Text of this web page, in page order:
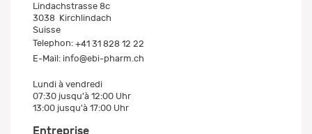
Lindachstrasse 8c
3038 Kirchlindach
Suisse
Telephon: +41 31 828 12 22
E-Mail: info@ebi-pharm.ch
Lundi à vendredi
07:30 jusqu'à 12:00 Uhr
13:00 jusqu'à 17:00 Uhr
Entreprise